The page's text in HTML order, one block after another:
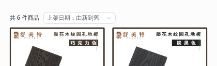
共 6 件商品 上架日期：由新到舊